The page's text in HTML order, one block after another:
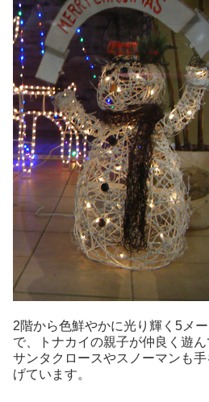
2階から色鮮やかに光り輝く5メ
で、トナカイの親子が仲良く遊ん
サンタクロースやスノーマンも
げています。